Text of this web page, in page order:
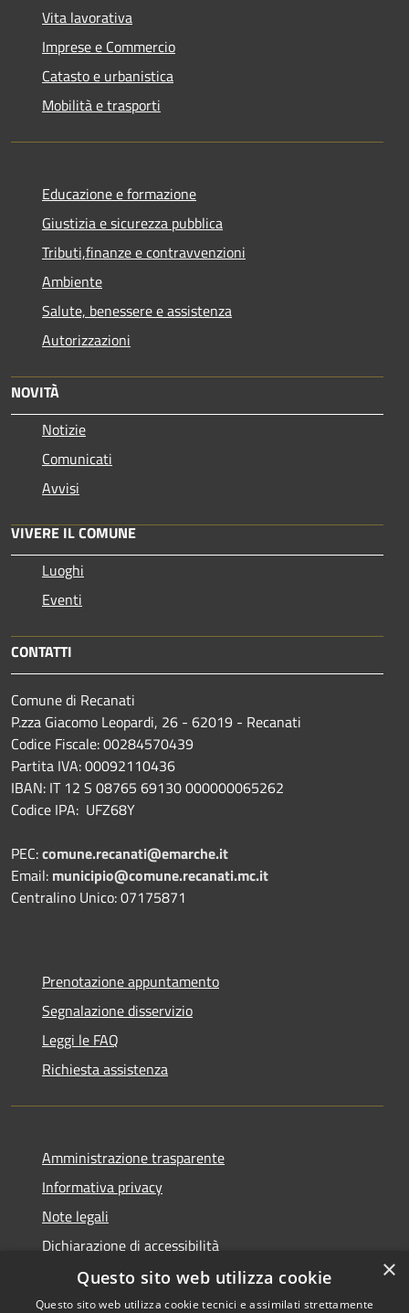
Vita lavorativa
Imprese e Commercio
Catasto e urbanistica
Mobilità e trasporti
Educazione e formazione
Giustizia e sicurezza pubblica
Tributi,finanze e contravvenzioni
Ambiente
Salute, benessere e assistenza
Autorizzazioni
NOVITÀ
Notizie
Comunicati
Avvisi
VIVERE IL COMUNE
Luoghi
Eventi
CONTATTI
Comune di Recanati
P.zza Giacomo Leopardi, 26 - 62019 - Recanati
Codice Fiscale: 00284570439
Partita IVA: 00092110436
IBAN: IT 12 S 08765 69130 000000065262
Codice IPA: UFZ68Y
PEC:comune.recanati@emarche.it
Email: municipio@comune.recanati.mc.it
Centralino Unico: 07175871
Prenotazione appuntamento
Segnalazione disservizio
Leggi le FAQ
Richiesta assistenza
Amministrazione trasparente
Informativa privacy
Note legali
Dichiarazione di accessibilità
×
Questo sito web utilizza cookie
Questo sito web utilizza cookie tecnici e assimilati strettamente